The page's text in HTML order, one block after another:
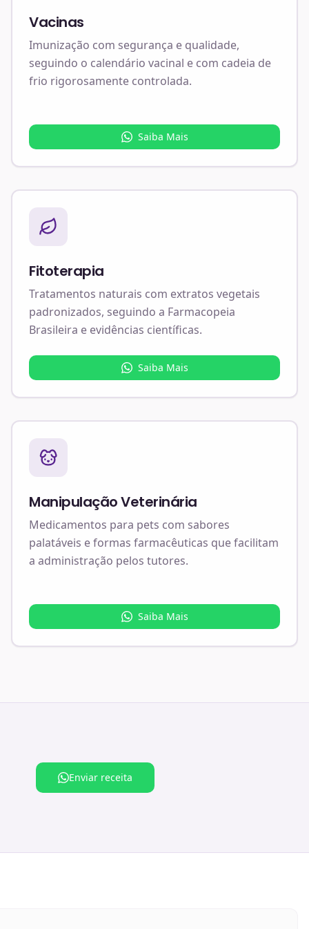
Vacinas
Imunização com segurança e qualidade,
seguindo o calendário vacinal e com cadeia de
frio rigorosamente controlada.
Saiba Mais
Fitoterapia
Tratamentos naturais com extratos vegetais
padronizados, seguindo a Farmacopeia
Brasileira e evidências científicas.
Saiba Mais
Manipulação Veterinária
Medicamentos para pets com sabores
palatáveis e formas farmacêuticas que facilitam
a administração pelos tutores.
Saiba Mais
Enviar receita